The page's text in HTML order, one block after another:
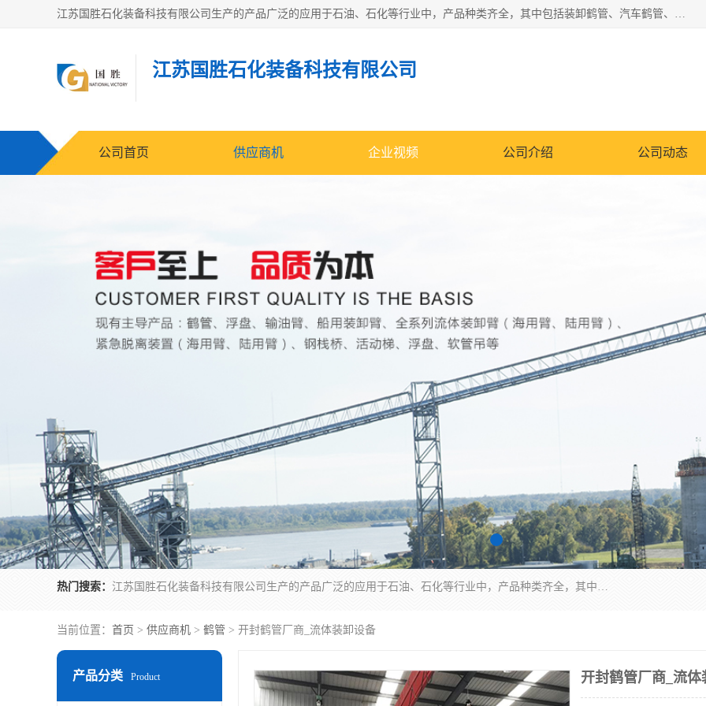
江苏国胜石化装备科技有限公司生产的产品广泛的应用于石油、石化等行业中，产品种类齐全，其中包括装卸鹤管、汽车鹤管、火车鹤管、装车鹤管、卸车鹤管、上装鹤管、下装鹤管、lng鹤管、发油鹤管、液氨鹤管、液化气鹤管等，我们生产的产品质量上乘，价格实惠，服务好，买鹤管就到国胜石化装备！
江苏国胜石化装备科技有限公司
公司首页 供应商机 企业视频 公司介绍 公司动态
热门搜索： 江苏国胜石化装备科技有限公司生产的产品广泛的应用于石油、石化等行业中，产品种类齐全，其中包括装卸鹤管、汽车鹤管、火车鹤管、装车鹤管、卸车鹤管、上装鹤管、下装鹤管、lng鹤管、发油鹤管、液氨鹤管、液化气鹤管等，我们生产的产品质量上乘，价格实惠，服务好，买鹤管就到国胜石化装备！
当前位置： 首页 > 供应商机 > 鹤管 > 开封鹤管厂商_流体装卸设备
产品分类 Product 开封鹤管厂商_流体